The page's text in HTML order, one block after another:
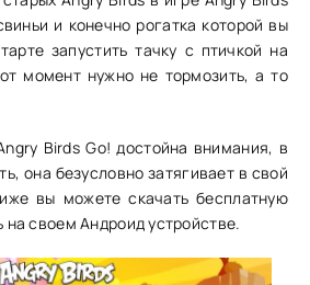
и конечно рогатка которой вы
запустить тачку с птичкой на
момент нужно не тормозить, а то
Birds Go! достойна внимания, в
она безусловно затягивает в свой
вы можете скачать бесплатную
своем Андроид устройстве.